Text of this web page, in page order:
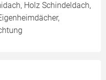
Holz Schindeldach,